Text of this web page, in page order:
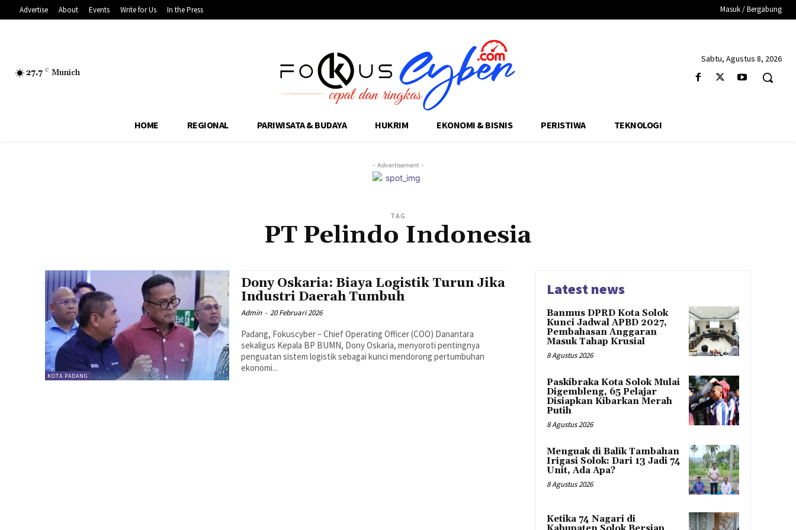
Advertise About Events Write for Us In the Press Masuk / Bergabung
27.7 C Munich
Sabtu, Agustus 8, 2026
HOME REGIONAL PARIWISATA & BUDAYA HUKRIM EKONOMI & BISNIS PERISTIWA TEKNOLOGI
- Advertisement -
TAG
PT Pelindo Indonesia
KOTA PADANG
Dony Oskaria: Biaya Logistik Turun Jika
Industri Daerah Tumbuh
Admin - 20 Februari 2026
Padang, Fokuscyber – Chief Operating Officer (COO) Danantara
sekaligus Kepala BP BUMN, Dony Oskaria, menyoroti pentingnya
penguatan sistem logistik sebagai kunci mendorong pertumbuhan
ekonomi...
Latest news
Banmus DPRD Kota Solok
Kunci Jadwal APBD 2027,
Pembahasan Anggaran
Masuk Tahap Krusial
8 Agustus 2026
Paskibraka Kota Solok Mulai
Digembleng, 65 Pelajar
Disiapkan Kibarkan Merah
Putih
8 Agustus 2026
Menguak di Balik Tambahan
Irigasi Solok: Dari 13 Jadi 74
Unit, Ada Apa?
8 Agustus 2026
Ketika 74 Nagari di